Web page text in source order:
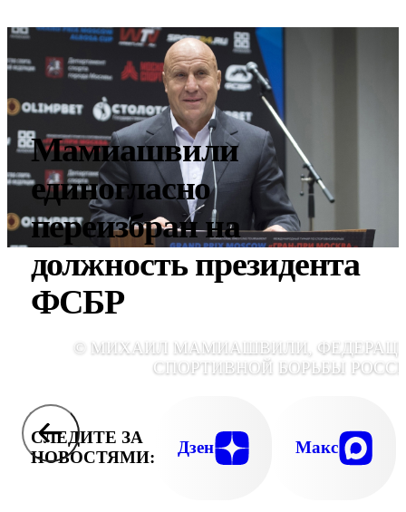
Мамиашвили
единогласно
переизбран на
должность президента
ФСБР
© МИХАИЛ МАМИАШВИЛИ,
СПОРТИВНОЙ БОРЬБЫ
СЛЕДИТЕ ЗА
НОВОСТЯМИ:
Дзен Макс